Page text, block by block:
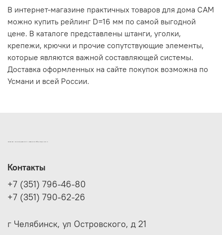
В интернет-магазине практичных товаров для дома САМ
можно купить рейлинг D=16 мм по самой выгодной
цене. В каталоге представлены штанги, уголки,
крепежи, крючки и прочие сопутствующие элементы,
которые являются важной составляющей системы.
Доставка оформленных на сайте покупок возможна по
Усмани и всей России.
Контакты
+7 (351) 796-46-80
+7 (351) 790-62-26
г Челябинск, ул Островского, д 21